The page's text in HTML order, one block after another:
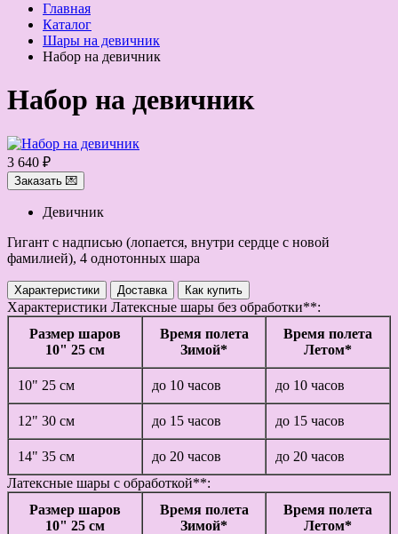
Главная
Каталог
Шары на девичник
Набор на девичник
Набор на девичник
3 640 ₽
Заказать 💌
Девичник
Гигант с надписью (лопается, внутри сердце с новой
фамилией), 4 однотонных шара
Характеристики Доставка Как купить
Характеристики Латексные шары без обработки**:
Размер шаров
10" 25 см
Время полета
Зимой*
Время полета
Летом*
10" 25 см до 10 часов до 10 часов
12" 30 см до 15 часов до 15 часов
14" 35 см до 20 часов
до 20 часов
Латексные шары с обработкой**:
Размер шаров
10" 25 см
Время полета
Зимой*
Время полета
Летом*